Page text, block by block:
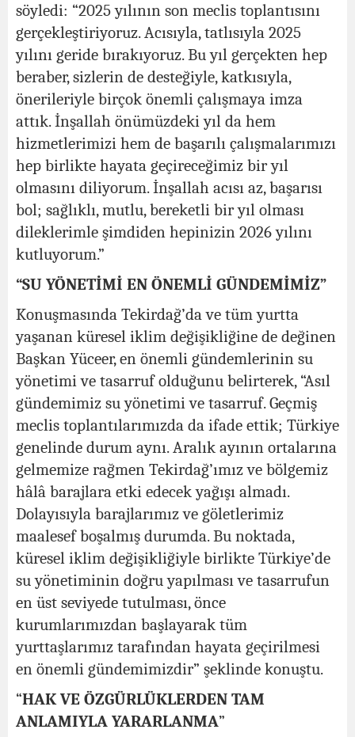
söyledi: “2025 yılının son meclis toplantısını
gerçekleştiriyoruz. Acısıyla, tatlısıyla 2025
yılını geride bırakıyoruz. Bu yıl gerçekten hep
beraber, sizlerin de desteğiyle, katkısıyla,
önerileriyle birçok önemli çalışmaya imza
attık. İnşallah önümüzdeki yıl da hem
hizmetlerimizi hem de başarılı çalışmalarımızı
hep birlikte hayata geçireceğimiz bir yıl
olmasını diliyorum. İnşallah acısı az, başarısı
bol; sağlıklı, mutlu, bereketli bir yıl olması
dileklerimle şimdiden hepinizin 2026 yılını
kutluyorum.”
“SU YÖNETİMİ EN ÖNEMLİ GÜNDEMİMİZ”
Konuşmasında Tekirdağ’da ve tüm yurtta
yaşanan küresel iklim değişikliğine de değinen
Başkan Yüceer, en önemli gündemlerinin su
yönetimi ve tasarruf olduğunu belirterek, “Asıl
gündemimiz su yönetimi ve tasarruf. Geçmiş
meclis toplantılarımızda da ifade ettik; Türkiye
genelinde durum aynı. Aralık ayının ortalarına
gelmemize rağmen Tekirdağ’ımız ve bölgemiz
hâlâ barajlara etki edecek yağışı almadı.
Dolayısıyla barajlarımız ve göletlerimiz
maalesef boşalmış durumda. Bu noktada,
küresel iklim değişikliğiyle birlikte Türkiye’de
su yönetiminin doğru yapılması ve tasarrufun
en üst seviyede tutulması, önce
kurumlarımızdan başlayarak tüm
yurttaşlarımız tarafından hayata geçirilmesi
en önemli gündemimizdir” şeklinde konuştu.
“HAK VE ÖZGÜRLÜKLERDEN TAM
ANLAMIYLA YARARLANMA”